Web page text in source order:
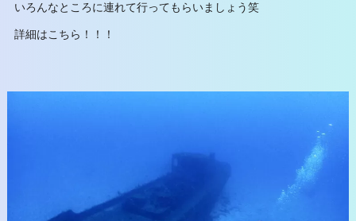
いろんなところに連れて行ってもらいましょう笑
詳細はこちら！！！